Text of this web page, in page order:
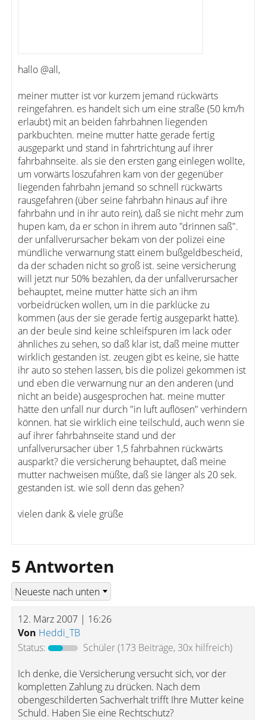
hallo @all,
meiner mutter ist vor kurzem jemand rückwärts
reingefahren. es handelt sich um eine straße (50 km/h
erlaubt) mit an beiden fahrbahnen liegenden
parkbuchten. meine mutter hatte gerade fertig
ausgeparkt und stand in fahrtrichtung auf ihrer
fahrbahnseite. als sie den ersten gang einlegen wollte,
um vorwärts loszufahren kam von der gegenüber
liegenden fahrbahn jemand so schnell rückwärts
rausgefahren (über seine fahrbahn hinaus auf ihre
fahrbahn und in ihr auto rein), daß sie nicht mehr zum
hupen kam, da er schon in ihrem auto "drinnen saß".
der unfallverursacher bekam von der polizei eine
mündliche verwarnung statt einem bußgeldbescheid,
da der schaden nicht so groß ist. seine versicherung
will jetzt nur 50% bezahlen, da der unfallverursacher
behauptet, meine mutter hätte sich an ihm
vorbeidrücken wollen, um in die parklücke zu
kommen (aus der sie gerade fertig ausgeparkt hatte).
an der beule sind keine schleifspuren im lack oder
ähnliches zu sehen, so daß klar ist, daß meine mutter
wirklich gestanden ist. zeugen gibt es keine, sie hatte
ihr auto so stehen lassen, bis die polizei gekommen ist
und eben die verwarnung nur an den anderen (und
nicht an beide) ausgesprochen hat. meine mutter
hätte den unfall nur durch "in luft auflösen" verhindern
können. hat sie wirklich eine teilschuld, auch wenn sie
auf ihrer fahrbahnseite stand und der
unfallverursacher über 1,5 fahrbahnen rückwärts
ausparkt? die versicherung behauptet, daß meine
mutter nachweisen müßte, daß sie länger als 20 sek.
gestanden ist. wie soll denn das gehen?
vielen dank & viele grüße
5 Antworten
12. März 2007 | 16:26
Von Heddi_TB
Status:
Schüler(173 Beiträge, 30x hilfreich)
Ich denke, die Versicherung versucht sich, vor der
kompletten Zahlung zu drücken. Nach dem
obengeschilderten Sachverhalt trifft Ihre Mutter keine
Schuld. Haben Sie eine Rechtschutz?